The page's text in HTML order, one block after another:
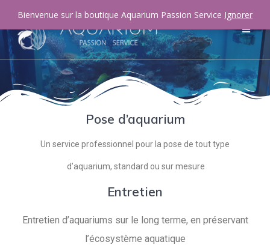
Pose d’aquarium
Un service professionnel pour la pose de tout type
d’aquarium, standard ou sur mesure
Entretien
Entretien d’aquariums sur le long terme, en préservant
l’écosystème aquatique
Bienvenue sur la boutique Aquarium Passion Service Ignorer